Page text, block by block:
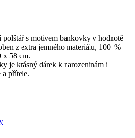
s motivem bankovky v hodnotě
z extra jemného materiálu, 100 %
x 58 cm.
je krásný dárek k narozeninám i
a přítele.